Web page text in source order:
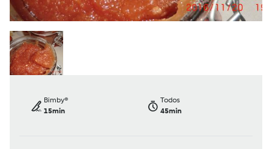
Bimby®
15min
Todos
45min